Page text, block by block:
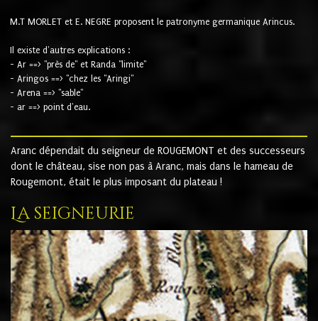
M.T MORLET et E. NEGRE proposent le patronyme germanique Arincus.
Il existe d'autres explications :
- Ar ==> "près de" et Randa "limite"
- Aringos ==> "chez les "Aringi"
- Arena ==> "sable"
- ar ==> point d'eau.
Aranc dépendait du seigneur de ROUGEMONT et des successeurs
dont le château, sise non pas à Aranc, mais dans le hameau de
Rougemont, était le plus imposant du plateau !
La seigneurie